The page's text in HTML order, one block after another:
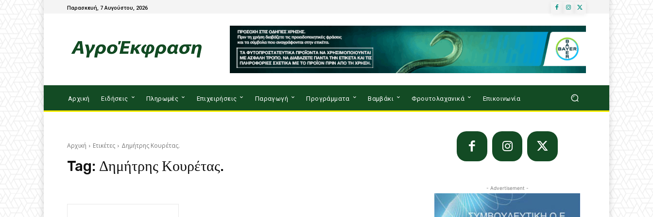
Παρασκευή, 7 Αυγούστου, 2026
Αρχική Ειδήσεις Πληρωμές Επιχειρήσεις Παραγωγή Προγράμματα Βαμβάκι Φρουτολαχανικά Επικοινωνία
Αρχική Ετικέτες Δημήτρης Κουρέτας.
Tag: Δημήτρης Κουρέτας.
- Advertisement -